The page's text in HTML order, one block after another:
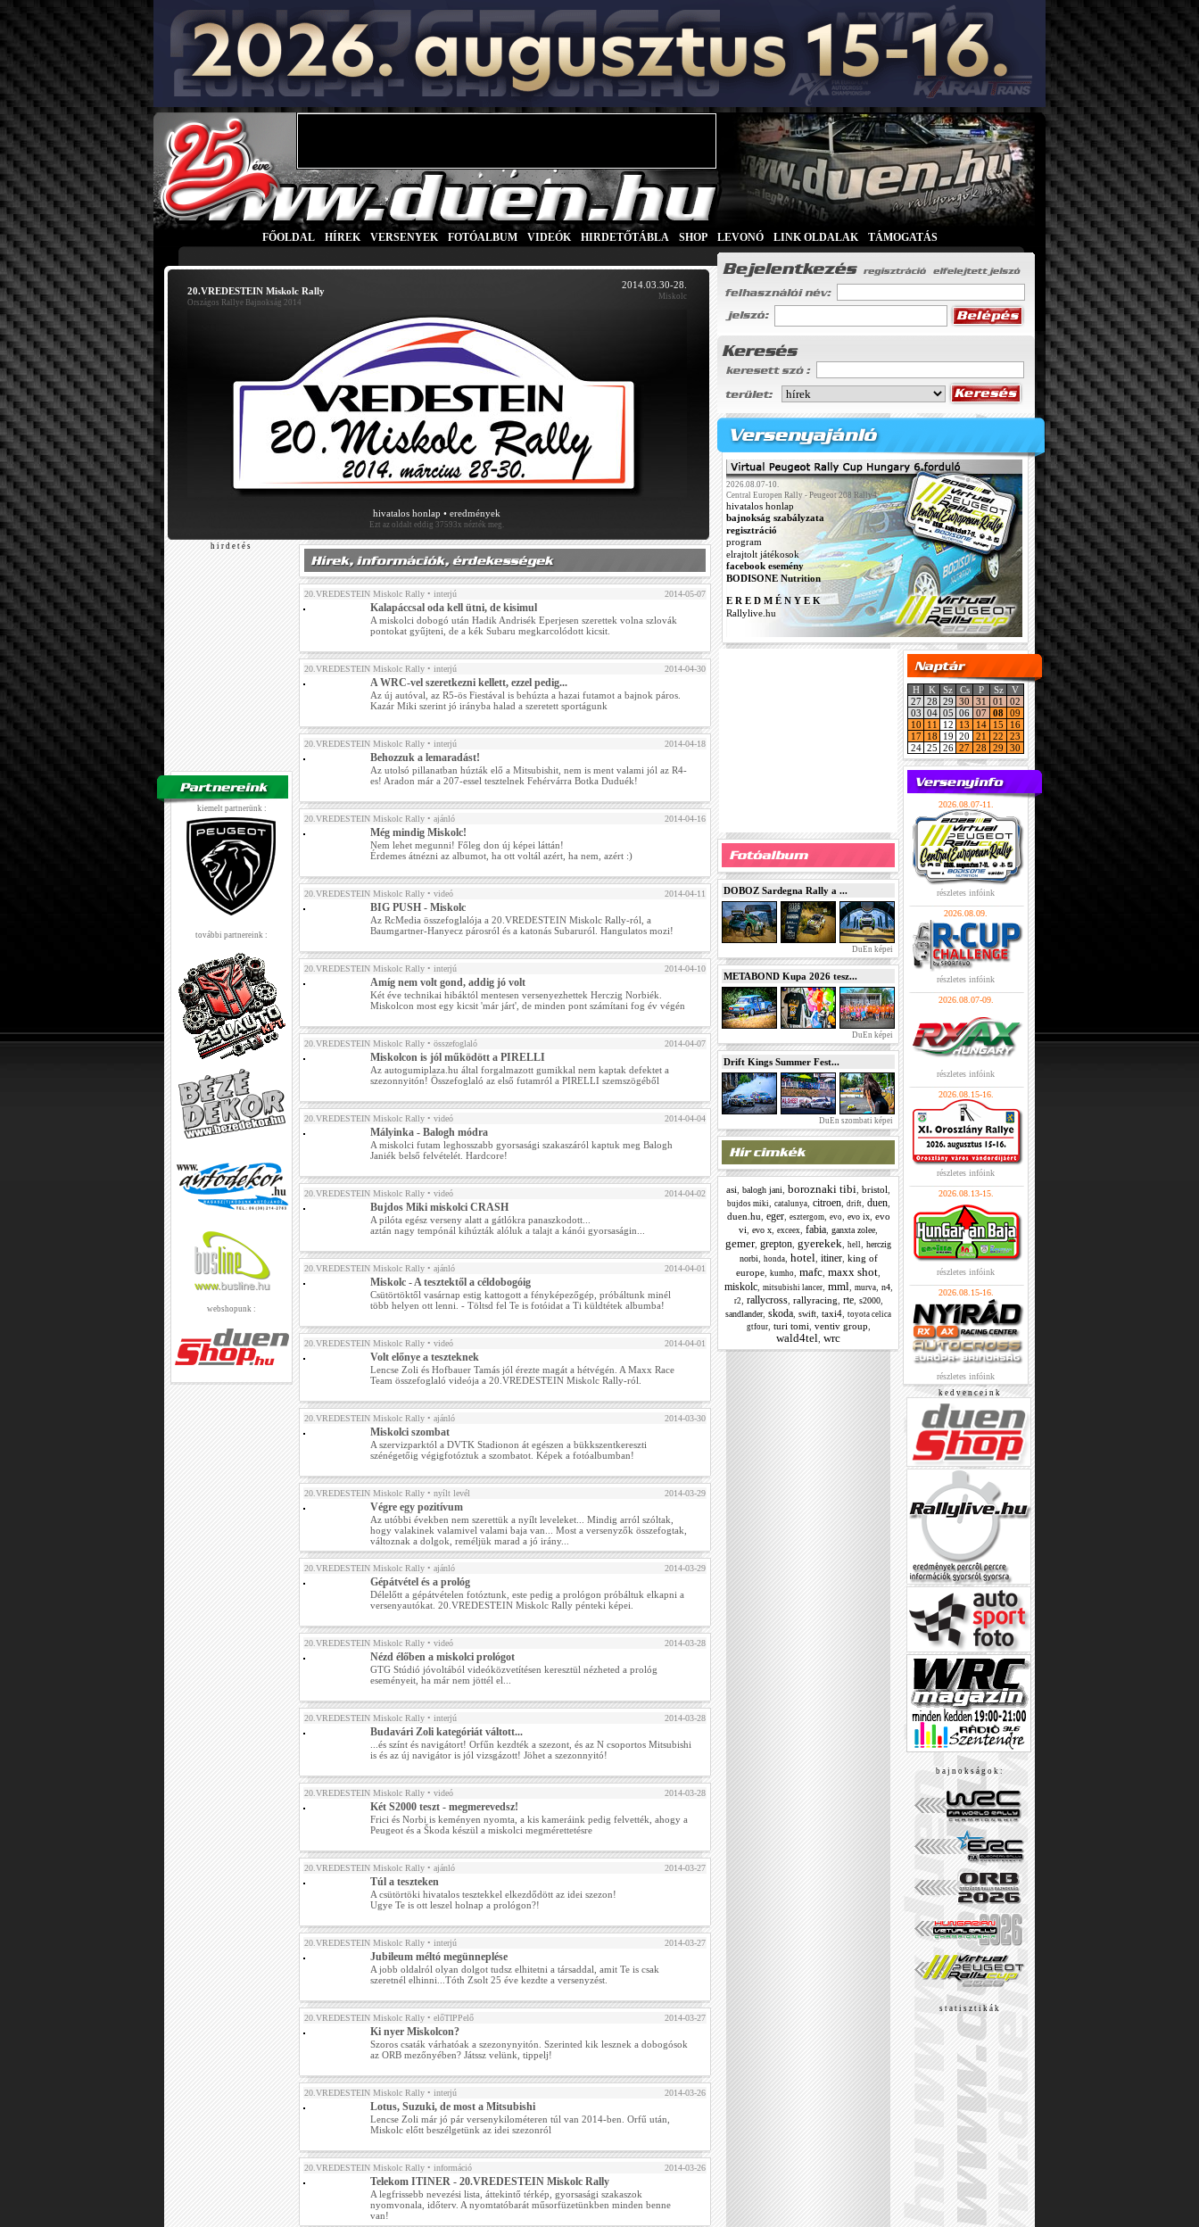
FŐOLDAL HÍREK VERSENYEK FOTÓALBUM VIDEÓK HIRDETŐTÁBLA SHOP LEVONÓ LINK OLDALAK TÁMOGATÁS
20.VREDESTEIN Miskolc Rally
Országos Rallye Bajnokság 2014
2014.03.30-28.
Miskolc
hivatalos honlap • eredmények
Ezt az oldalt eddig 37593x nézték meg.
h i r d e t é s
kiemelt partnerünk :
további partnereink :
webshopunk :
20.VREDESTEIN Miskolc Rally • interjú 2014-05-07
Kalapáccsal oda kell ütni, de kisimul
A miskolci dobogó után Hadik Andrisék Eperjesen szerettek volna szlovák
pontokat gyűjteni, de a kék Subaru megkarcolódott kicsit.
20.VREDESTEIN Miskolc Rally • interjú 2014-04-30
A WRC-vel szeretkezni kellett, ezzel pedig...
Az új autóval, az R5-ös Fiestával is behúzta a hazai futamot a bajnok páros.
Kazár Miki szerint jó irányba halad a szeretett sportágunk
20.VREDESTEIN Miskolc Rally • interjú 2014-04-18
Behozzuk a lemaradást!
Az utolsó pillanatban húzták elő a Mitsubishit, nem is ment valami jól az R4-
es! Aradon már a 207-essel tesztelnek Fehérvárra Botka Duduék!
20.VREDESTEIN Miskolc Rally • ajánló 2014-04-16
Még mindig Miskolc!
Nem lehet megunni! Főleg don új képei láttán!
Érdemes átnézni az albumot, ha ott voltál azért, ha nem, azért :)
20.VREDESTEIN Miskolc Rally • videó 2014-04-11
BIG PUSH - Miskolc
Az RcMedia összefoglalója a 20.VREDESTEIN Miskolc Rally-ról, a
Baumgartner-Hanyecz párosról és a katonás Subaruról. Hangulatos mozi!
20.VREDESTEIN Miskolc Rally • interjú 2014-04-10
Amíg nem volt gond, addig jó volt
Két éve technikai hibáktól mentesen versenyezhettek Herczig Norbiék.
Miskolcon most egy kicsit 'már járt', de minden pont számítani fog év végén
20.VREDESTEIN Miskolc Rally • összefoglaló 2014-04-07
Miskolcon is jól működött a PIRELLI
Az autogumiplaza.hu által forgalmazott gumikkal nem kaptak defektet a
szezonnyitón! Összefoglaló az első futamról a PIRELLI szemszögéből
20.VREDESTEIN Miskolc Rally • videó 2014-04-04
Mályinka - Balogh módra
A miskolci futam leghosszabb gyorsasági szakaszáról kaptuk meg Balogh
Janiék belső felvételét. Hardcore!
20.VREDESTEIN Miskolc Rally • videó 2014-04-02
Bujdos Miki miskolci CRASH
A pilóta egész verseny alatt a gátlókra panaszkodott...
aztán nagy tempónál kihúzták alóluk a talajt a kánói gyorsaságin...
20.VREDESTEIN Miskolc Rally • ajánló 2014-04-01
Miskolc - A tesztektől a céldobogóig
Csütörtöktől vasárnap estig kattogott a fényképezőgép, próbáltunk minél
több helyen ott lenni. - Töltsd fel Te is fotóidat a Ti küldtétek albumba!
20.VREDESTEIN Miskolc Rally • videó 2014-04-01
Volt előnye a teszteknek
Lencse Zoli és Hofbauer Tamás jól érezte magát a hétvégén. A Maxx Race
Team összefoglaló videója a 20.VREDESTEIN Miskolc Rally-ról.
20.VREDESTEIN Miskolc Rally • ajánló 2014-03-30
Miskolci szombat
A szervizparktól a DVTK Stadionon át egészen a bükkszentkereszti
szénégetőig végigfotóztuk a szombatot. Képek a fotóalbumban!
20.VREDESTEIN Miskolc Rally • nyílt levél 2014-03-29
Végre egy pozitívum
Az utóbbi években nem szerettük a nyílt leveleket... Mindig arról szóltak,
hogy valakinek valamivel valami baja van... Most a versenyzők összefogtak,
változnak a dolgok, reméljük marad a jó irány...
20.VREDESTEIN Miskolc Rally • ajánló 2014-03-29
Gépátvétel és a prológ
Délelőtt a gépátvételen fotóztunk, este pedig a prológon próbáltuk elkapni a
versenyautókat. 20.VREDESTEIN Miskolc Rally pénteki képei.
20.VREDESTEIN Miskolc Rally • videó 2014-03-28
Nézd élőben a miskolci prológot
GTG Stúdió jóvoltából videóközvetítésen keresztül nézheted a prológ
eseményeit, ha már nem jöttél el...
20.VREDESTEIN Miskolc Rally • interjú 2014-03-28
Budavári Zoli kategóriát váltott...
...és színt és navigátort! Orfűn kezdték a szezont, és az N csoportos Mitsubishi
is és az új navigátor is jól vizsgázott! Jöhet a szezonnyitó!
20.VREDESTEIN Miskolc Rally • videó 2014-03-28
Két S2000 teszt - megmerevedsz!
Frici és Norbi is keményen nyomta, a kis kameráink pedig felvették, ahogy a
Peugeot és a Škoda készül a miskolci megmérettetésre
20.VREDESTEIN Miskolc Rally • ajánló 2014-03-27
Túl a teszteken
A csütörtöki hivatalos tesztekkel elkezdődött az idei szezon!
Ugye Te is ott leszel holnap a prológon?!
20.VREDESTEIN Miskolc Rally • interjú 2014-03-27
Jubileum méltó megünneplése
A jobb oldalról olyan dolgot tudsz elhitetni a társaddal, amit Te is csak
szeretnél elhinni...Tóth Zsolt 25 éve kezdte a versenyzést.
20.VREDESTEIN Miskolc Rally • előTIPPelő 2014-03-27
Ki nyer Miskolcon?
Szoros csaták várhatóak a szezonynyitón. Szerinted kik lesznek a dobogósok
az ORB mezőnyében? Játssz velünk, tippelj!
20.VREDESTEIN Miskolc Rally • interjú 2014-03-26
Lotus, Suzuki, de most a Mitsubishi
Lencse Zoli már jó pár versenykilométeren túl van 2014-ben. Orfű után,
Miskolc előtt beszélgetünk az idei szezonról
20.VREDESTEIN Miskolc Rally • információ 2014-03-26
Telekom ITINER - 20.VREDESTEIN Miskolc Rally
A legfrissebb nevezési lista, áttekintő térkép, gyorsasági szakaszok
nyomvonala, időterv. A nyomtatóbarát műsorfüzetünkben minden benne
van!
2026.08.07-10.
Central Europen Rally - Peugeot 208 Rally4
hivatalos honlap
bajnokság szabályzata
regisztráció
program
elrajtolt játékosok
facebook esemény
BODISONE Nutrition
E R E D M É N Y E K
Rallylive.hu
DOBOZ Sardegna Rally a ...
DuEn képei
METABOND Kupa 2026 tesz...
DuEn képei
Drift Kings Summer Fest...
DuEn szombati képei
asi balogh jani boroznaki tibi bristol
bujdos miki catalunya, citroen, drift, duen,
duen.hu eger, esztergom, evo, evo ix, evo
vi
evo x exceex fabia ganxta zolee
gemer, grepton gyerekek hell herczig
norbi
honda, hotel itiner, king of
europe kumho mafc maxx shot
miskolc, mitsubishi lancer, mml murva, n4,
r2 rallycross, rallyracing rte, s2000,
sandlander, skoda swift taxi4 toyota celica
gtfour, turi tomi ventiv group
wald4tel wrc
H K Sz Cs P Sz
V
27 28 29 30 31 01
02
03 04 05 06 07 08 09
10
11 12 13 14 15
16
17
18 19 20 21 22
23
24 25 26 27 28 29 30
2026.08.07-11.
részletes infóink
2026.08.09.
részletes infóink
2026.08.07-09.
részletes infóink
2026.08.15-16.
részletes infóink
2026.08.13-15.
részletes infóink
2026.08.15-16.
részletes infóink
k e d v e n c e i n k
b a j n o k s á g o k :
s t a t i s z t i k á k